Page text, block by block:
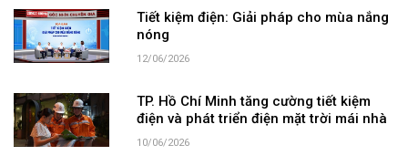
Tiết kiệm điện: Giải pháp cho mùa nắng
nóng
12/06/2026
TP. Hồ Chí Minh tăng cường tiết kiệm
điện và phát triển điện mặt trời mái nhà
10/06/2026